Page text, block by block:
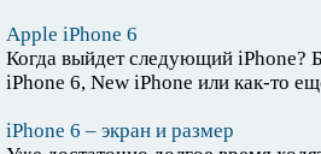
Apple iPhone 6
Когда выйдет следующий iPhone?
iPhone 6, New iPhone или как-то
iPhone 6 – экран и размер